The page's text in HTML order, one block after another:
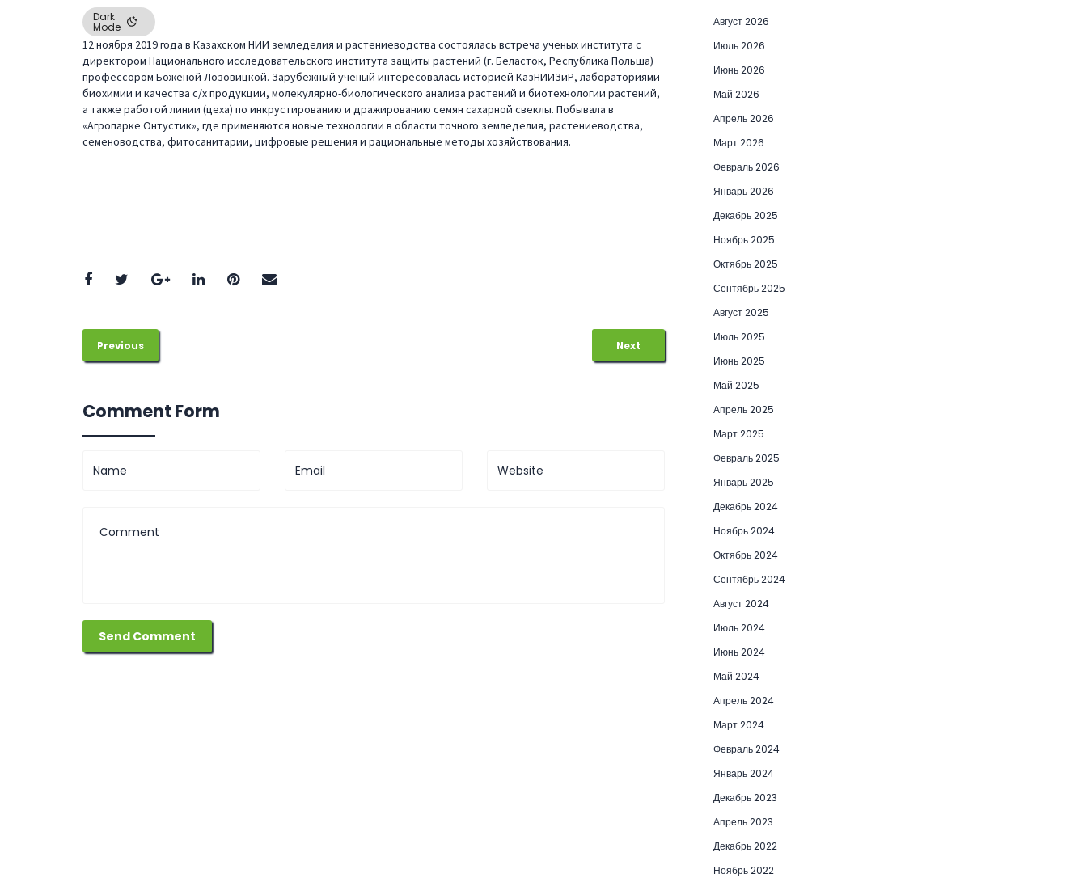
Dark
Mode
12 ноября 2019 года в Казахском НИИ земледелия и растениеводства состоялась встреча ученых института с
директором Национального исследовательского института защиты растений (г. Беласток, Республика Польша)
профессором Боженой Лозовицкой. Зарубежный ученый интересовалась историей КазНИИЗиР, лабораториями
биохимии и качества с/х продукции, молекулярно-биологического анализа растений и биотехнологии растений,
а также работой линии (цеха) по инкрустированию и дражированию семян сахарной свеклы. Побывала в
«Агропарке Онтустик», где применяются новые технологии в области точного земледелия, растениеводства,
семеноводства, фитосанитарии, цифровые решения и рациональные методы хозяйствования.
Previous Next
Comment Form
Август 2026
Июль 2026
Июнь 2026
Май 2026
Апрель 2026
Март 2026
Февраль 2026
Январь 2026
Декабрь 2025
Ноябрь 2025
Октябрь 2025
Сентябрь 2025
Август 2025
Июль 2025
Июнь 2025
Май 2025
Апрель 2025
Март 2025
Февраль 2025
Январь 2025
Декабрь 2024
Ноябрь 2024
Октябрь 2024
Сентябрь 2024
Август 2024
Июль 2024
Июнь 2024
Май 2024
Апрель 2024
Март 2024
Февраль 2024
Январь 2024
Декабрь 2023
Апрель 2023
Декабрь 2022
Ноябрь 2022